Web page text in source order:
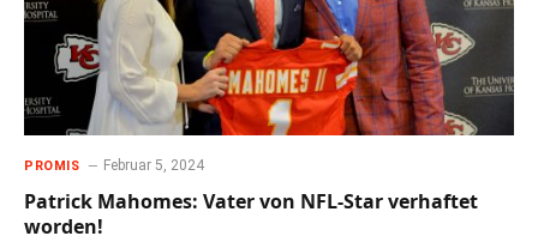
PROMIS Februar 5, 2024
Patrick Mahomes: Vater von NFL-Star verhaftet
worden!